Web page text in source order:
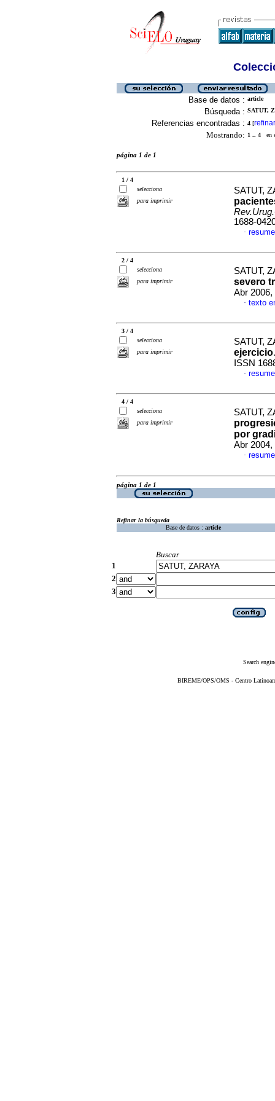
Base de datos : article
Búsqueda : SATUT,
Referencias encontradas : 4 [refinar
Mostrando: 1 .. 4 en
página 1 de 1
1 / 4
selecciona
para imprimir
SATUT,
1688-
·
2 / 4
selecciona
para imprimir
SATUT,
severo
Abr 2006,
· texto
3 / 4
selecciona
para imprimir
SATUT,
ejercicio
ISSN
·
4 / 4
selecciona
para imprimir
SATUT,
por
Abr 2004,
·
página 1 de 1
Refinar la búsqueda
Base de datos : article
Buscar
1
2
3
Search
BIREME/OPS/OMS - Centro